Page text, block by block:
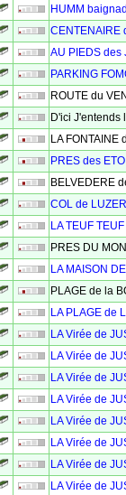
HUMM
CENTENAIRE
AU PIEDS des
PARKING
ROUTE du
D'ici J'entends
LA FONTAINE
PRES des
BELVEDERE
COL de
LA TEUF TEUF
PRES DU
LA MAISON
PLAGE de la
LA PLAGE de
LA Virée de
LA Virée de
LA Virée de
LA Virée de
LA Virée de
LA Virée de
LA Virée de
LA Virée de